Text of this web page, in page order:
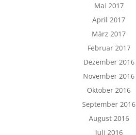
Mai 2017
April 2017
März 2017
Februar 2017
Dezember 2016
November 2016
Oktober 2016
September 2016
August 2016
Juli 2016